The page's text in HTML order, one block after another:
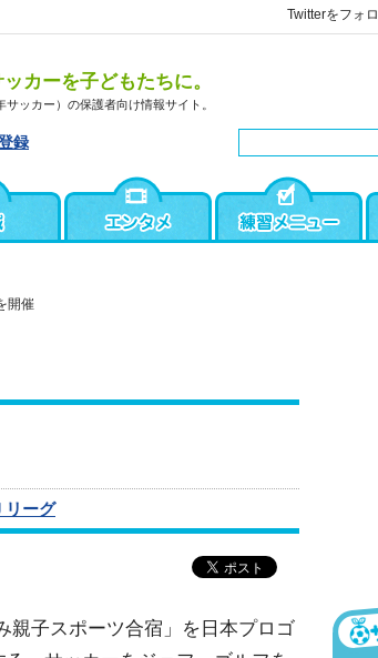
Twitterをフォ
カーを子どもたちに。
ッカー）の保護者向け情報サイト。
録
開催
リーグ
親子スポーツ合宿」を日本プロゴ